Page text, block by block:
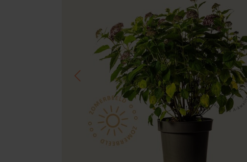
Hagen
Klimplanten
Bomen
Leibomen